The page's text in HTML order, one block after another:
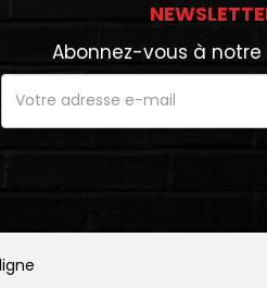
Abonnez-vous à